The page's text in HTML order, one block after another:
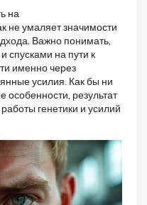
на
не умаляет значимости
Важно понимать,
спусками на пути к
именно через
усилия. Как бы ни
результат
генетики и усилий